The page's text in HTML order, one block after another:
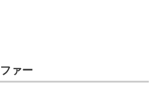
ァー